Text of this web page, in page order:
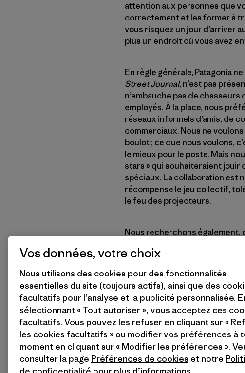
attention aux personnes que
correctement et les former à
vous risquez un jour d’arriver
plus un endroit où vous avez
En règle générale, Patagonia
Street Journal, n’est pas
n’embauche pas de
employés. À la place, nous
réseaux informels d’amis, de
commerciaux. Nous ne
boulot ; ce que nous voulons,
le mieux pour le poste. Mais
stars » qui souhaiteraient jouir
spéciaux. La collaboration est
récompense le jeu collectif,
le feu des projecteurs.
Nous recherchons également,
de vrais utilisateurs de
passer un maximum de temps
Après tout, nous sommes une
ne confierait pas notre stand
très en forme, arborant
qu’un médecin n’autoriserait
On peut difficilement
outdoor si notre culture
bureau. C’est pourquoi nous
sentent plus à leur place dans
plutôt qu’au bureau. Et tant
Vos données, votre choix
Nous utilisons des cookies pour des fonctionnalités
essentielles du site (toujours actifs), ainsi que des
facultatifs pour l’analyse et la publicité personnalisée.
sélectionnant « Tout autoriser », vous acceptez ces
facultatifs. Vous pouvez les refuser en cliquant sur «
les cookies facultatifs » ou modifier vos préférences à
moment en cliquant sur « Modifier les préférences ».
consulter la page Préférences de cookies et notre